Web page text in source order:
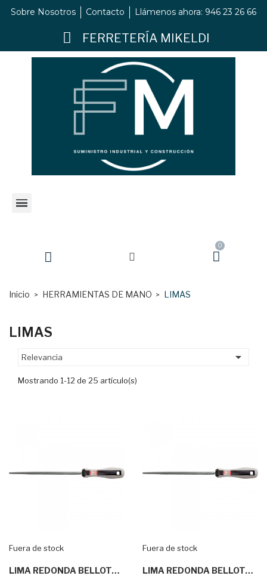
Sobre Nosotros Contacto Llámenos ahora: 946 23 26 66
FERRETERÍA MIKELDI
Inicio HERRAMIENTAS DE MANO LIMAS
LIMAS
Relevancia 
Mostrando 1-12 de 25 artículo(s)
Fuera de stock
LIMA REDONDA BELLOTA 4104-8 ENT
Fuera de stock
LIMA REDONDA BELLOTA 4104-10 ENT